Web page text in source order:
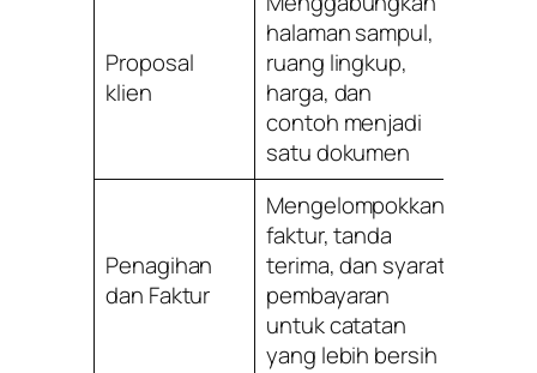
Proposal
klien
halaman sampul,
ruang lingkup,
harga, dan
contoh menjadi
satu dokumen
Penagihan
dan Faktur
Mengelompokkan
faktur, tanda
terima, dan syarat
pembayaran
untuk catatan
yang lebih bersih